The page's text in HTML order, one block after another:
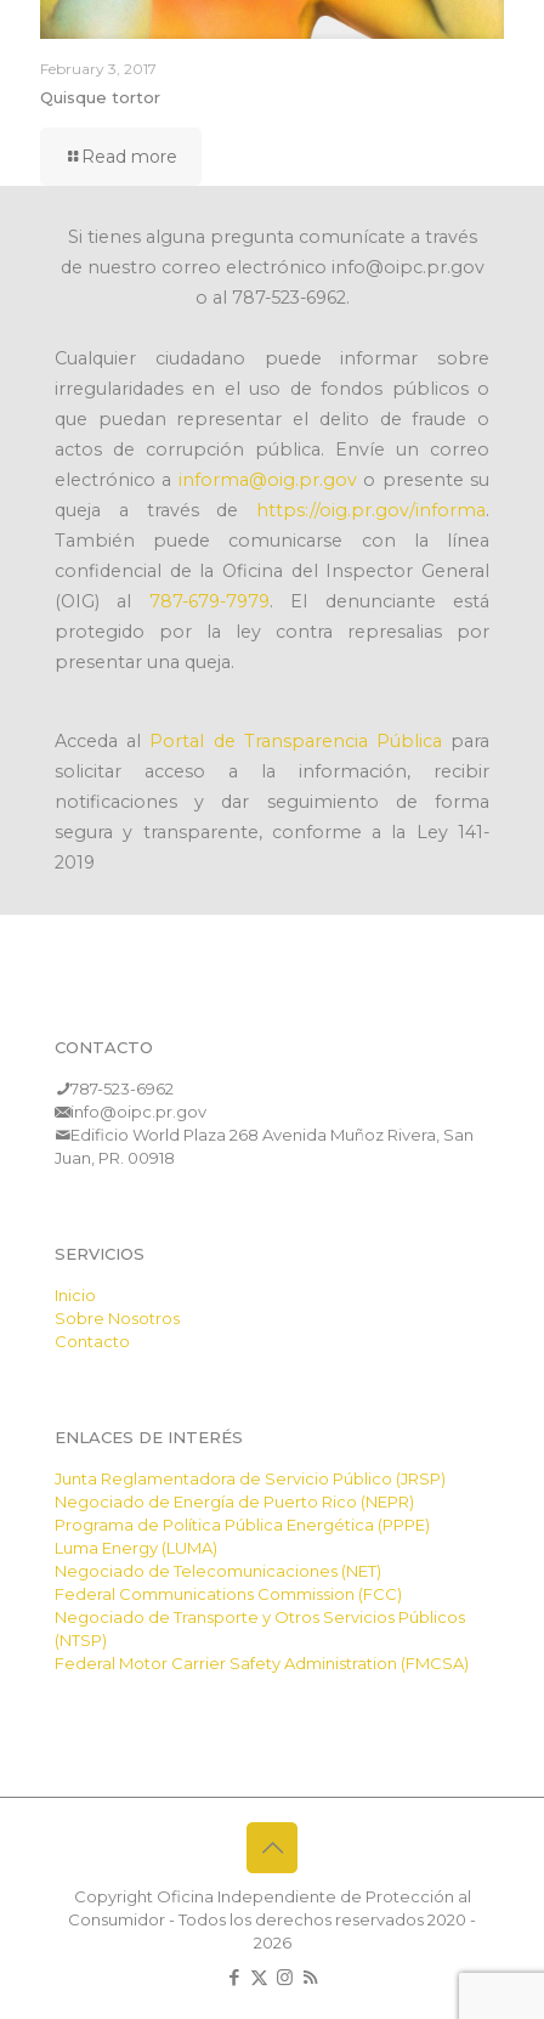
February 3, 2017
Quisque tortor
Read more
Si tienes alguna pregunta comunícate a través
de nuestro correo electrónico info@oipc.pr.gov
o al 787-523-6962.
Cualquier ciudadano puede informar sobre
irregularidades en el uso de fondos públicos o
que puedan representar el delito de fraude o
actos de corrupción pública. Envíe un correo
electrónico a informa@oig.pr.govo presente su
queja a través de
https://oig.pr.gov/informa.
También puede comunicarse con la línea
confidencial de la Oficina del Inspector General
(OIG) al 787-679-7979. El denunciante está
protegido por la ley contra represalias por
presentar una queja.
Acceda al Portal de Transparencia Pública para
solicitar acceso a la información, recibir
notificaciones y dar seguimiento de forma
segura y transparente, conforme a la Ley 141-
2019
CONTACTO
787-523-6962
info@oipc.pr.gov
Edificio World Plaza 268 Avenida Muñoz Rivera, San
Juan, PR. 00918
SERVICIOS
Inicio
Sobre Nosotros
Contacto
ENLACES DE INTERÉS
Junta Reglamentadora de Servicio Público (JRSP)
Negociado de Energía de Puerto Rico (NEPR)
Programa de Política Pública Energética (PPPE)
Luma Energy (LUMA)
Negociado de Telecomunicaciones (NET)
Federal Communications Commission (FCC)
Negociado de Transporte y Otros Servicios Públicos
(NTSP)
Federal Motor Carrier Safety Administration (FMCSA)
Copyright Oficina Independiente de Protección al
Consumidor - Todos los derechos reservados 2020 -
2026